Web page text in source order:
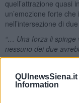
QUInewsSiena.it
Information
quell’attrazione quasi
un’emozione forte
nell’intersezione di
“… Una forza li spinge
nessuno dei due
cui inizia la buia
crescere: la rinascita